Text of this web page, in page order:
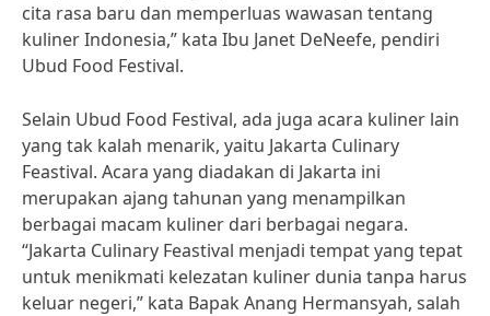
cita rasa baru dan memperluas wawasan tentang
kuliner Indonesia,” kata Ibu Janet DeNeefe, pendiri
Ubud Food Festival.
Selain Ubud Food Festival, ada juga acara kuliner lain
yang tak kalah menarik, yaitu Jakarta Culinary
Feastival. Acara yang diadakan di Jakarta ini
merupakan ajang tahunan yang menampilkan
berbagai macam kuliner dari berbagai negara.
“Jakarta Culinary Feastival menjadi tempat yang tepat
untuk menikmati kelezatan kuliner dunia tanpa harus
keluar negeri,” kata Bapak Anang Hermansyah, salah